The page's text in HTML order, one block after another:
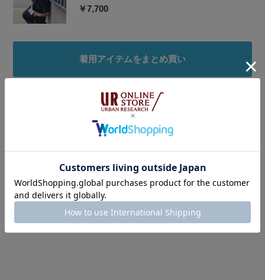
￥7,700
着用アイテムをまとめ買い
タグ
#最旬パンツ×サンダル #シンプルコーデ #夏コーデ